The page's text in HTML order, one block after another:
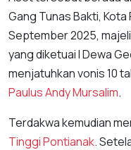
Gang Tunas Bakti,
September 2025,
yang diketuai I Dewa
menjatuhkan vonis 10
Paulus Andy Mursalim.
Terdakwa kemudian
Tinggi Pontianak.